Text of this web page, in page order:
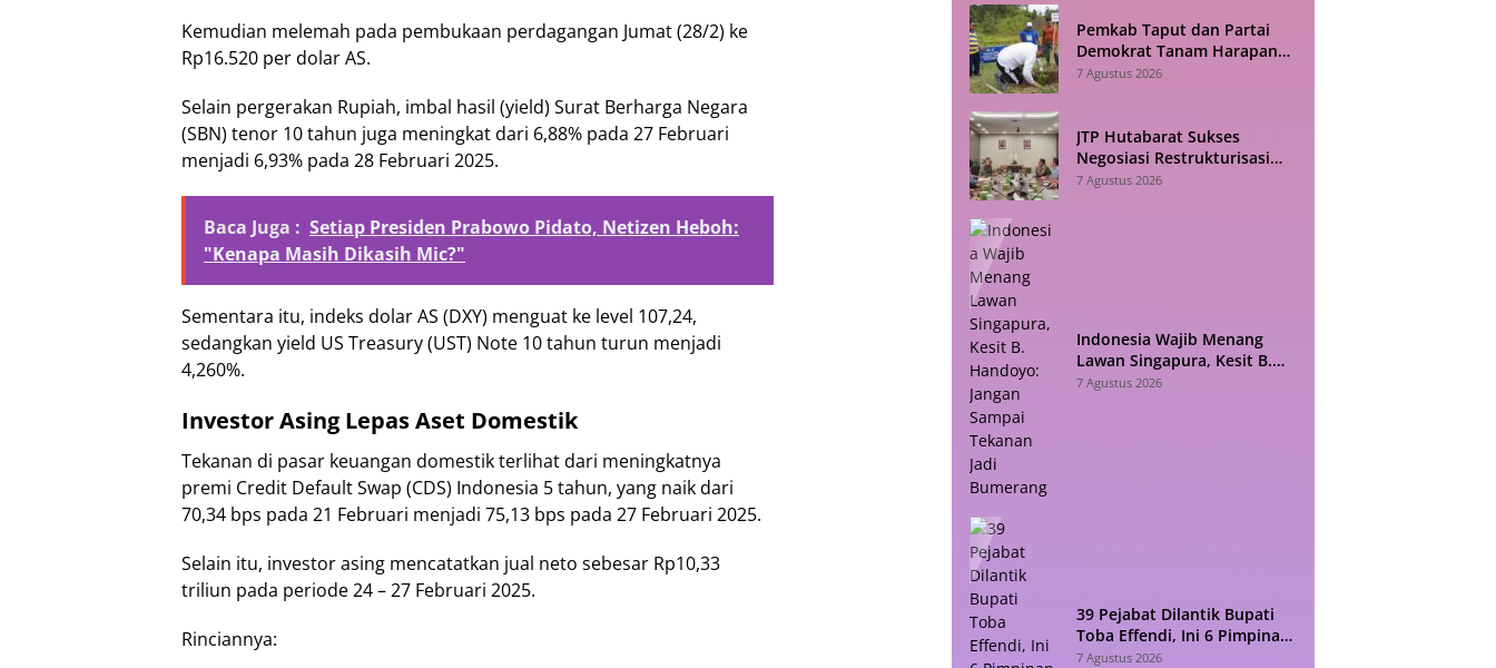
Kemudian melemah pada pembukaan perdagangan Jumat (28/2) ke
Rp16.520 per dolar AS.
Selain pergerakan Rupiah, imbal hasil (yield) Surat Berharga Negara
(SBN) tenor 10 tahun juga meningkat dari 6,88% pada 27 Februari
menjadi 6,93% pada 28 Februari 2025.
Baca Juga : Setiap Presiden Prabowo Pidato, Netizen Heboh:
"Kenapa Masih Dikasih Mic?"
Sementara itu, indeks dolar AS (DXY) menguat ke level 107,24,
sedangkan yield US Treasury (UST) Note 10 tahun turun menjadi
4,260%.
Investor Asing Lepas Aset Domestik
Tekanan di pasar keuangan domestik terlihat dari meningkatnya
premi Credit Default Swap (CDS) Indonesia 5 tahun, yang naik dari
70,34 bps pada 21 Februari menjadi 75,13 bps pada 27 Februari 2025.
Selain itu, investor asing mencatatkan jual neto sebesar Rp10,33
triliun pada periode 24 – 27 Februari 2025.
Rinciannya:
Pemkab Taput dan Partai
Demokrat Tanam Harapan
Lewat Akar Penghijauan
7 Agustus 2026
JTP Hutabarat Sukses
Negosiasi Restrukturisasi
PEN, APBD Taput Kian Lega
7 Agustus 2026
Indonesia Wajib Menang
Lawan Singapura, Kesit B.
Handoyo: Jangan Sampai
7 Agustus 2026
39 Pejabat Dilantik Bupati
Toba Effendi, Ini 6 Pimpinan
Tinggi Pratama yang Baru
7 Agustus 2026